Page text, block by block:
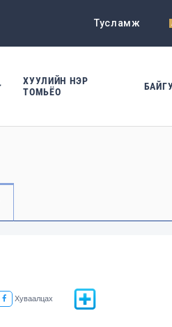
Тусламж
ХУУЛИЙН НЭР
ТОМЬЁО
Хуваалцах